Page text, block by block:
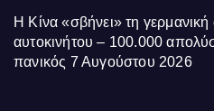
Η Κίνα «σβήνει» τη γερμανική
αυτοκινήτου – 100.000
πανικός 7 Αυγούστου 2026